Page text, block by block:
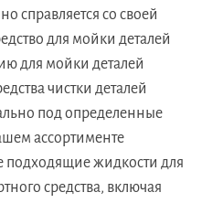
справляется со своей
для мойки деталей
для мойки деталей
чистки деталей
под определенные
ассортименте
подходящие жидкости для
средства, включая